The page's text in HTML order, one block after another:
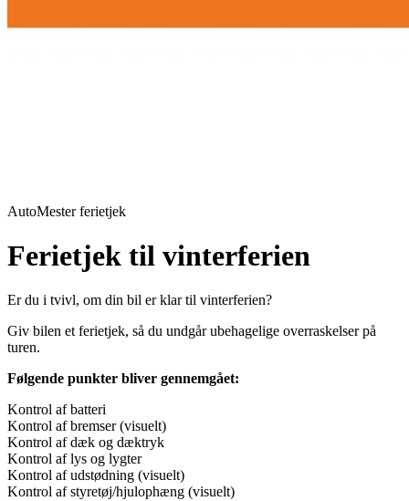
AutoMester ferietjek
Ferietjek til vinterferien
Er du i tvivl, om din bil er klar til vinterferien?
Giv bilen et ferietjek, så du undgår ubehagelige overraskelser på
turen.
Følgende punkter bliver gennemgået:
Kontrol af batteri
Kontrol af bremser (visuelt)
Kontrol af dæk og dæktryk
Kontrol af lys og lygter
Kontrol af udstødning (visuelt)
Kontrol af styretøj/hjulophæng (visuelt)